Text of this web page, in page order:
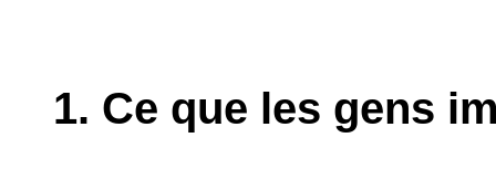
1. Ce que les gens